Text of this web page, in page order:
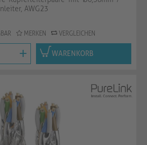
AWG23
MERKEN VERGLEICHEN
+ WARENKORB